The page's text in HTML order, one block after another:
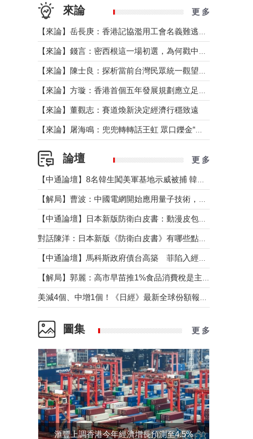
來論 更 多
【來論】董觀志：賽道煥新決定經濟行穩致遠
論壇 更 多
圖集 更 多
滙豐上調香港今年經濟增長預測至4.5%